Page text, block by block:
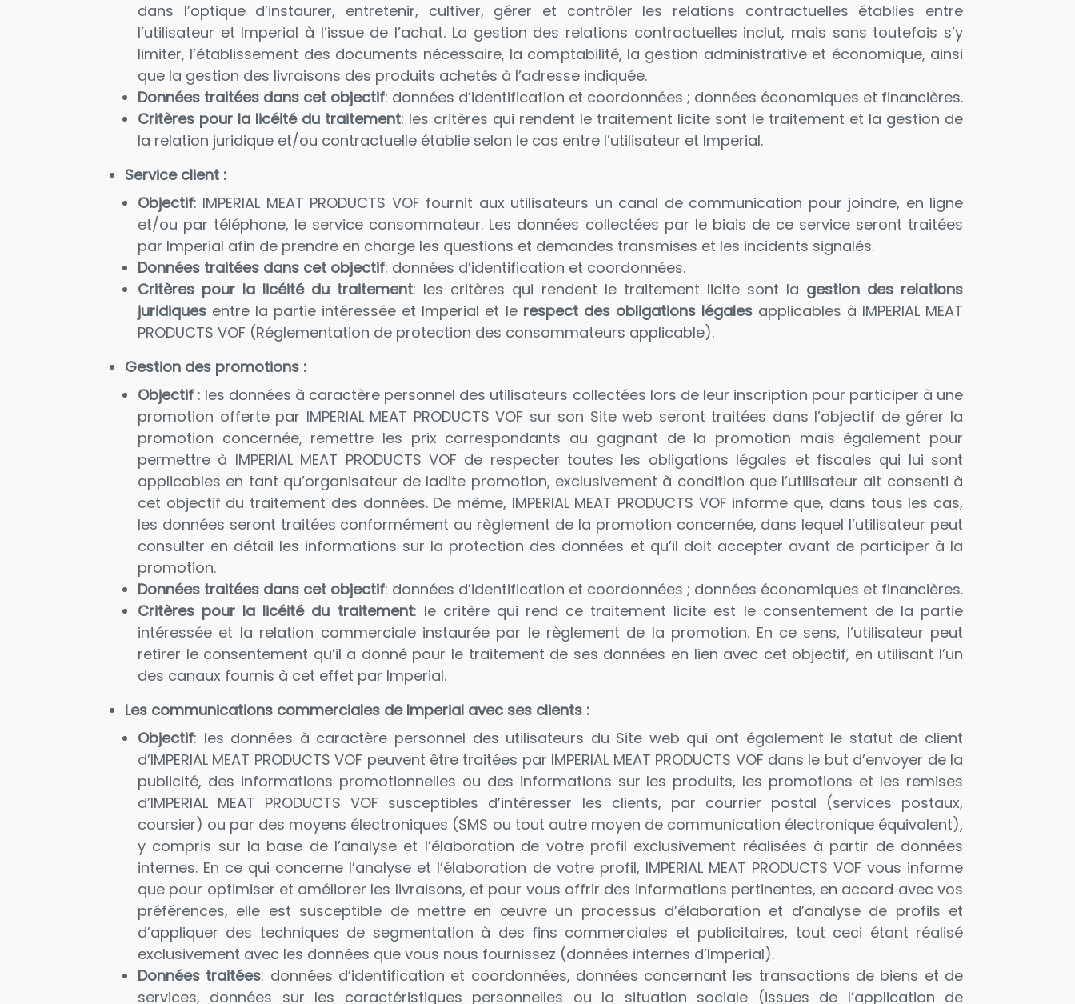
dans l’optique d’instaurer, entretenir, cultiver, gérer et contrôler les relations contractuelles établies entre
l’utilisateur et Imperial à l’issue de l’achat. La gestion des relations contractuelles inclut, mais sans toutefois s’y
limiter, l’établissement des documents nécessaire, la comptabilité, la gestion administrative et économique, ainsi
que la gestion des livraisons des produits achetés à l’adresse indiquée.
Données traitées dans cet objectif: données d’identification et coordonnées ; données économiques et financières.
Critères pour la licéité du traitement: les critères qui rendent le traitement licite sont le traitement et la gestion de
la relation juridique et/ou contractuelle établie selon le cas entre l’utilisateur et Imperial.
Service client :
Objectif: IMPERIAL MEAT PRODUCTS VOF fournit aux utilisateurs un canal de communication pour joindre, en ligne
et/ou par téléphone, le service consommateur. Les données collectées par le biais de ce service seront traitées
par Imperial afin de prendre en charge les questions et demandes transmises et les incidents signalés.
Données traitées dans cet objectif: données d’identification et coordonnées.
Critères pour la licéité du traitement: les critères qui rendent le traitement licite sont la gestion des relations
juridiques entre la partie intéressée et Imperial et le respect des obligations légalesapplicables à IMPERIAL MEAT
PRODUCTS VOF (Réglementation de protection des consommateurs applicable).
Gestion des promotions :
Objectif : les données à caractère personnel des utilisateurs collectées lors de leur inscription pour participer à une
promotion offerte par IMPERIAL MEAT PRODUCTS VOF sur son Site web seront traitées dans l’objectif de gérer la
promotion concernée, remettre les prix correspondants au gagnant de la promotion mais également pour
permettre à IMPERIAL MEAT PRODUCTS VOF de respecter toutes les obligations légales et fiscales qui lui sont
applicables en tant qu’organisateur de ladite promotion, exclusivement à condition que l’utilisateur ait consenti à
cet objectif du traitement des données. De même, IMPERIAL MEAT PRODUCTS VOF informe que, dans tous les cas,
les données seront traitées conformément au règlement de la promotion concernée, dans lequel l’utilisateur peut
consulter en détail les informations sur la protection des données et qu’il doit accepter avant de participer à la
promotion.
Données traitées dans cet objectif: données d’identification et coordonnées ; données économiques et financières.
Critères pour la licéité du traitement: le critère qui rend ce traitement licite est le consentement de la partie
intéressée et la relation commerciale instaurée par le règlement de la promotion. En ce sens, l’utilisateur peut
retirer le consentement qu’il a donné pour le traitement de ses données en lien avec cet objectif, en utilisant l’un
des canaux fournis à cet effet par Imperial.
Les communications commerciales de Imperial avec ses clients :
Objectif: les données à caractère personnel des utilisateurs du Site web qui ont également le statut de client
d’IMPERIAL MEAT PRODUCTS VOF peuvent être traitées par IMPERIAL MEAT PRODUCTS VOF dans le but d’envoyer de la
publicité, des informations promotionnelles ou des informations sur les produits, les promotions et les remises
d’IMPERIAL MEAT PRODUCTS VOF susceptibles d’intéresser les clients, par courrier postal (services postaux,
coursier) ou par des moyens électroniques (SMS ou tout autre moyen de communication électronique équivalent),
y compris sur la base de l’analyse et l’élaboration de votre profil exclusivement réalisées à partir de données
internes. En ce qui concerne l’analyse et l’élaboration de votre profil, IMPERIAL MEAT PRODUCTS VOF vous informe
que pour optimiser et améliorer les livraisons, et pour vous offrir des informations pertinentes, en accord avec vos
préférences, elle est susceptible de mettre en œuvre un processus d’élaboration et d’analyse de profils et
d’appliquer des techniques de segmentation à des fins commerciales et publicitaires, tout ceci étant réalisé
exclusivement avec les données que vous nous fournissez (données internes d’Imperial).
Données traitées: données d’identification et coordonnées, données concernant les transactions de biens et de
services, données sur les caractéristiques personnelles ou la situation sociale (issues de l’application de